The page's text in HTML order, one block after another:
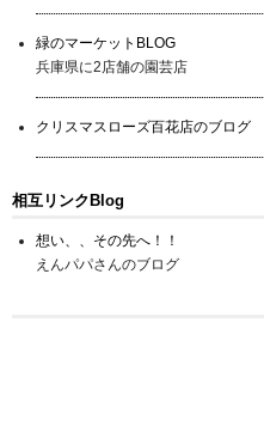
緑のマーケットBLOG
兵庫県に2店舗の園芸店
クリスマスローズ百花店のブログ
相互リンクBlog
想い、、その先へ！！
えんパパさんのブログ